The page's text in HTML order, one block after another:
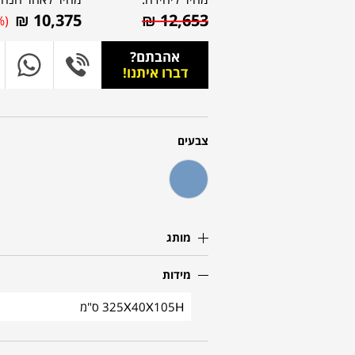
₪12,653
₪ 10,375
אהבתם?
דברו איתנו!
צבעים
מותג
מידות
325X40X105H ס"מ